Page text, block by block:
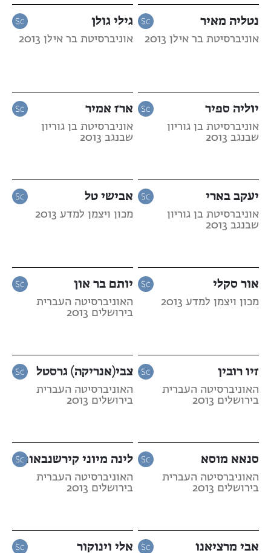
נטליה מאיר
אוניברסיטת בר אילן 2013
גילי גולן
אוניברסיטת בר אילן 2013
יוליה ספיר
אוניברסיטת בן גוריון
שבנגב 2013
ארז אמיר
אוניברסיטת בן גוריון
שבנגב 2013
יעקב בארי
אוניברסיטת בן גוריון
שבנגב 2013
אבישי טל
מכון ויצמן למדע 2013
אור סקלי
מכון ויצמן למדע 2013
יותם בר און
האוניברסיטה העברית
בירושלים 2013
זיו רובין
האוניברסיטה העברית
בירושלים 2013
צבי(אנריקה) גרסטל
האוניברסיטה העברית
בירושלים 2013
סנאא מוסא
האוניברסיטה העברית
בירושלים 2013
לינה מיוני קירשנבאום
האוניברסיטה העברית
בירושלים 2013
אבי מרציאנו אלי וינוקור